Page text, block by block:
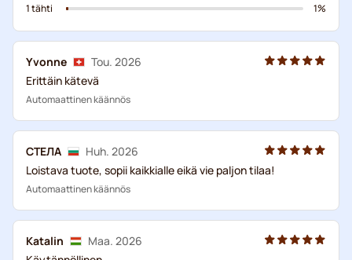
1 tähti
1%
Yvonne
Tou. 2026
Erittäin kätevä
Automaattinen käännös
СТЕЛА
Huh. 2026
Loistava tuote, sopii kaikkialle eikä vie paljon tilaa!
Automaattinen käännös
Katalin
Maa. 2026